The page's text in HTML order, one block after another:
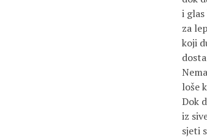
i
za
koji
loše
Dok
iz
sjeti